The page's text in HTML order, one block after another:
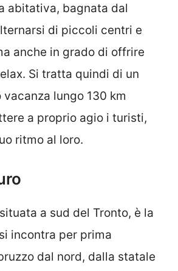
abitativa, bagnata dal
di piccoli centri e
anche in grado di offrire
Si tratta quindi di un
lungo 130 km
a proprio agio i turisti,
ritmo al loro.
a sud del Tronto, è la
incontra per prima
dal nord, dalla statale